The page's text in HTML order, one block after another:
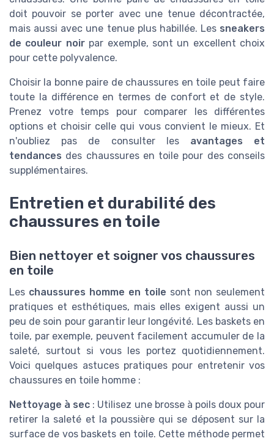
doit pouvoir se porter avec une tenue décontractée,
mais aussi avec une tenue plus habillée. Les sneakers
de couleur noirpar exemple, sont un excellent choix
pour cette polyvalence.
Choisir la bonne paire de chaussures en toile peut faire
toute la différence en termes de confort et de style.
Prenez votre temps pour comparer les différentes
options et choisir celle qui vous convient le mieux. Et
n'oubliez pas de consulter les avantages et
tendances des chaussures en toile pour des conseils
supplémentaires.
Entretien et durabilité des
chaussures en toile
Bien nettoyer et soigner vos chaussures
en toile
Les chaussures homme en toile sont non seulement
pratiques et esthétiques, mais elles exigent aussi un
peu de soin pour garantir leur longévité. Les baskets en
toile, par exemple, peuvent facilement accumuler de la
saleté, surtout si vous les portez quotidiennement.
Voici quelques astuces pratiques pour entretenir vos
chaussures en toile homme :
Nettoyage à sec : Utilisez une brosse à poils doux pour
retirer la saleté et la poussière qui se déposent sur la
surface de vos baskets en toile. Cette méthode permet